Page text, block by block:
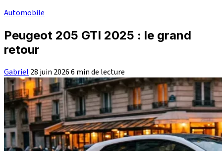
Automobile
Peugeot 205 GTI 2025 : le grand
retour
Gabriel 28 juin 20266 min de lecture